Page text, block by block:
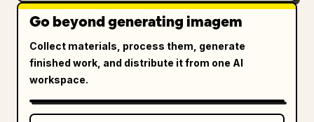
Go beyond generating imagem
Collect materials, process them, generate
finished work, and distribute it from one AI
workspace.